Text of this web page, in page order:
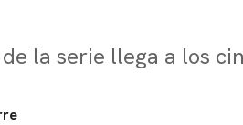
la serie llega a los